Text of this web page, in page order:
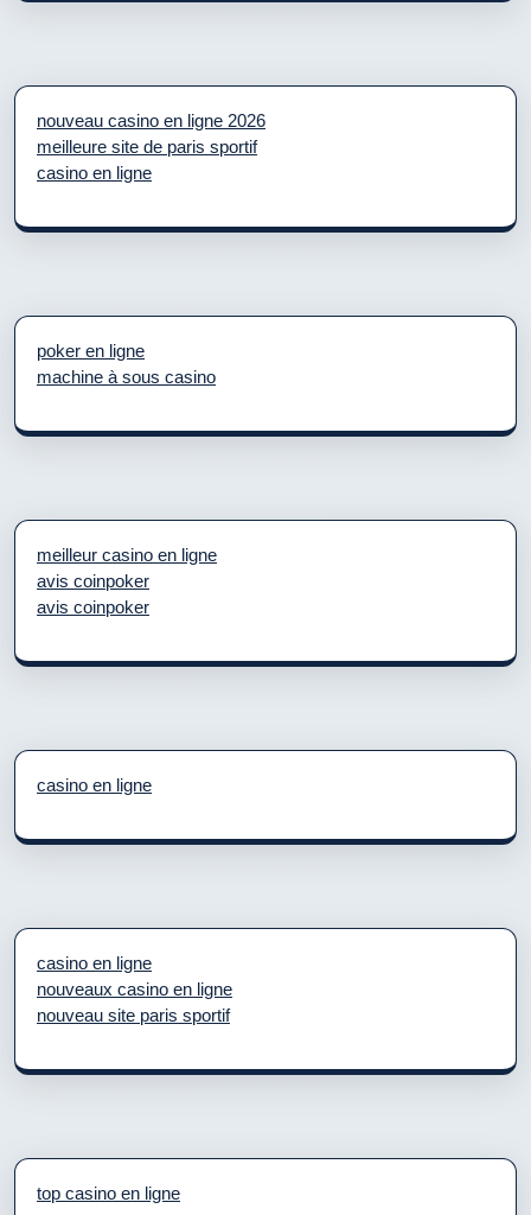
nouveau casino en ligne 2026
meilleure site de paris sportif
casino en ligne
poker en ligne
machine à sous casino
meilleur casino en ligne
avis coinpoker
avis coinpoker
casino en ligne
casino en ligne
nouveaux casino en ligne
nouveau site paris sportif
top casino en ligne